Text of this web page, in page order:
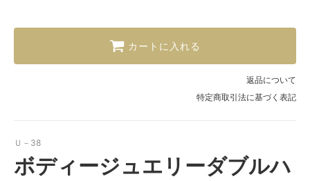
カートに入れる
返品について
特定商取引法に基づく表記
Ｕ－38
ボディージュエリーダブルハ